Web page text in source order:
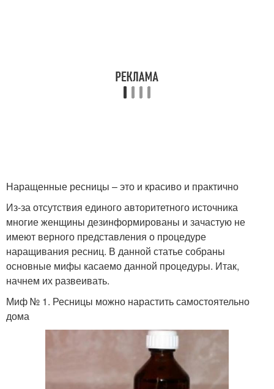
Наращенные ресницы – это и красиво и практично
Из-за отсутствия единого авторитетного источника
многие женщины дезинформированы и зачастую не
имеют верного представления о процедуре
наращивания ресниц. В данной статье собраны
основные мифы касаемо данной процедуры. Итак,
начнем их развеивать.
Миф № 1. Ресницы можно нарастить самостоятельно
дома